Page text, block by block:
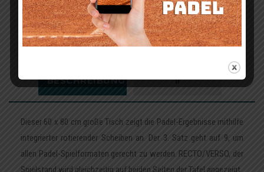
BESCHREIBUNG
!!
Dieser 60 x 80 cm große Tisch zeigt die Padel-Ergebnisse mithilfe
integrierter rotierender Scheiben an. Der 3. Satz geht auf 9, um
allen Padel-Spielformaten gerecht zu werden. RECTO/VERSO, der
Spielstand wird gleichzeitig auf beiden Seiten der Tafel angezeigt.